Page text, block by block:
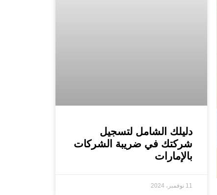
دليلك الشامل لتسجيل
شركتك في ضريبة الشركات
بالإمارات
11 نوفمبر، 2024